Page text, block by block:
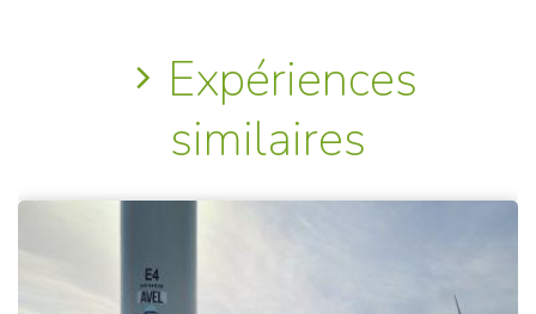
Expériences
similaires